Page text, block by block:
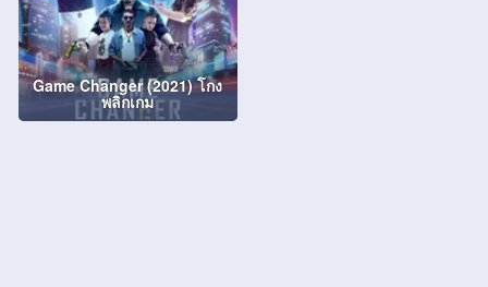
Game Changer (2021) โกง
พลิกเกม